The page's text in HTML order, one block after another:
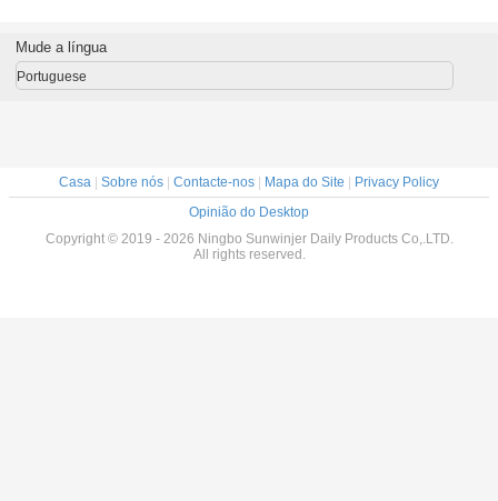
Mude a língua
Portuguese
Casa | Sobre nós | Contacte-nos | Mapa do Site | Privacy Policy
Opinião do Desktop
Copyright © 2019 - 2026 Ningbo Sunwinjer Daily Products Co,.LTD.
All rights reserved.